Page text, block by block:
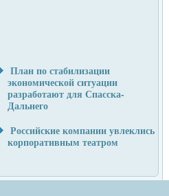
План по стабилизации
экономической ситуации
разработают для Спасска-
Дальнего
Российские компании увлеклись
корпоративным театром